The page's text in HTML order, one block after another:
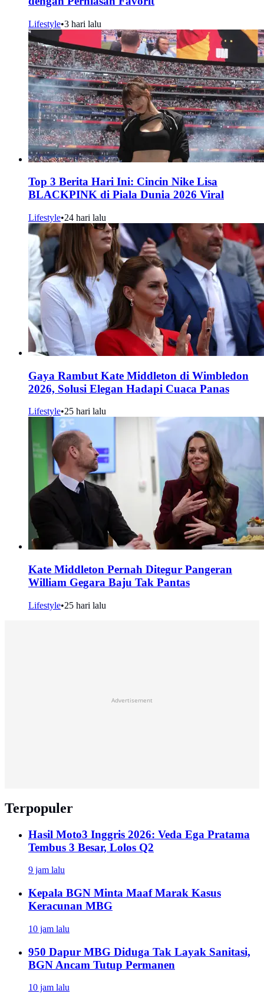
Lifestyle•3 hari lalu
Top 3 Berita Hari Ini: Cincin Nike Lisa
BLACKPINK di Piala Dunia 2026 Viral
Lifestyle•24 hari lalu
Gaya Rambut Kate Middleton di Wimbledon
2026, Solusi Elegan Hadapi Cuaca Panas
Lifestyle•25 hari lalu
Kate Middleton Pernah Ditegur Pangeran
William Gegara Baju Tak Pantas
Lifestyle•25 hari lalu
Advertisement
Terpopuler
Hasil Moto3 Inggris 2026: Veda Ega Pratama
Tembus 3 Besar, Lolos Q2
9 jam lalu
Kepala BGN Minta Maaf Marak Kasus
Keracunan MBG
10 jam lalu
950 Dapur MBG Diduga Tak Layak Sanitasi,
BGN Ancam Tutup Permanen
10 jam lalu